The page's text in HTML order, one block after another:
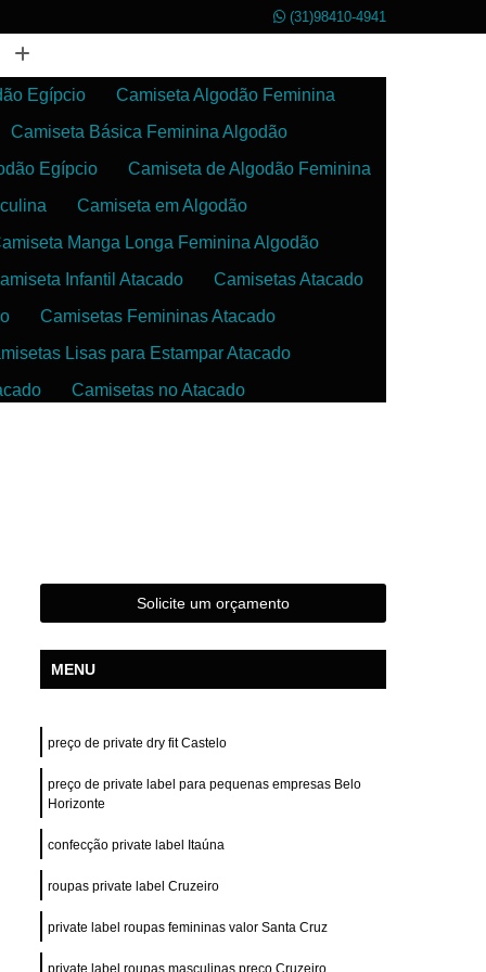
(31)98410-4941
Egípcio
Camiseta Algodão Feminina
Camiseta Básica Feminina Algodão
Egípcio
Camiseta de Algodão Feminina
Camiseta em Algodão
Manga Longa Feminina Algodão
Infantil Atacado
Camisetas Atacado
Camisetas Femininas Atacado
Lisas para Estampar Atacado
Camisetas no Atacado
Fabrica e Confecção de Roupas
Desenvolvimento de Estampa
Desenvolvimento de Estampa para Camisas
para Camisetas
Estampa para Roupas
para Roupas Femininas
para Roupas Masculinas
Estampa Personalizada
Solicite um orçamento
MENU
preço de private dry fit Castelo
preço de private label para pequenas empresas Belo
Horizonte
confecção private label Itaúna
roupas private label Cruzeiro
private label roupas femininas valor Santa Cruz
private label roupas masculinas preço Cruzeiro